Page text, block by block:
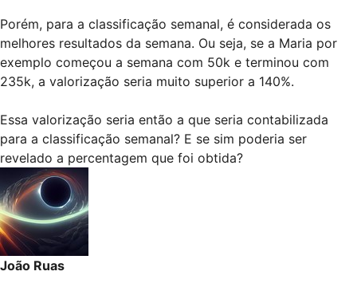
Porém, para a classificação semanal, é considerada os
melhores resultados da semana. Ou seja, se a Maria por
exemplo começou a semana com 50k e terminou com
235k, a valorização seria muito superior a 140%.
Essa valorização seria então a que seria contabilizada
para a classificação semanal? E se sim poderia ser
revelado a percentagem que foi obtida?
João Ruas